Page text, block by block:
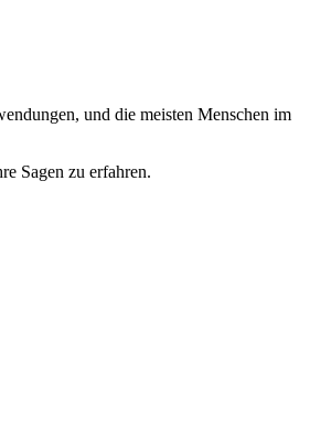
und die meisten Menschen im
Sagen zu erfahren.